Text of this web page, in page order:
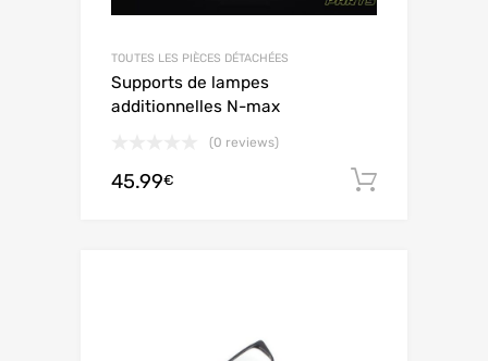
TOUTES LES PIÈCES DÉTACHÉES
Supports de lampes
additionnelles N-max
(0 reviews)
45.99€